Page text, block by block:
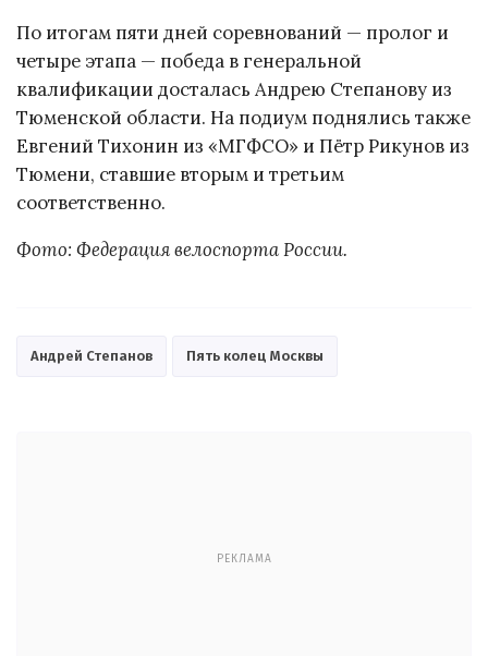
По итогам пяти дней соревнований — пролог и
четыре этапа — победа в генеральной
квалификации досталась Андрею Степанову из
Тюменской области. На подиум поднялись также
Евгений Тихонин из «МГФСО» и Пётр Рикунов из
Тюмени, ставшие вторым и третьим
соответственно.
Фото: Федерация велоспорта России.
Андрей Степанов Пять колец Москвы
РЕКЛАМА